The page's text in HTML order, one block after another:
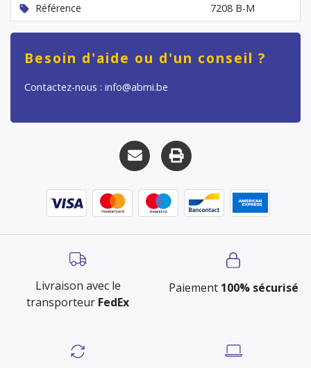
Référence
7208 B-M
Besoin d'aide ou d'un conseil ?
Contactez-nous : info@abmi.be
Livraison avec le
transporteur FedEx
Paiement 100% sécurisé